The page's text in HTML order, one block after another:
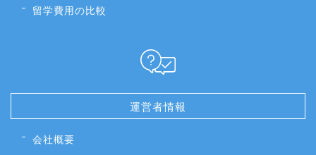
留学費用の比較
運営者情報
会社概要